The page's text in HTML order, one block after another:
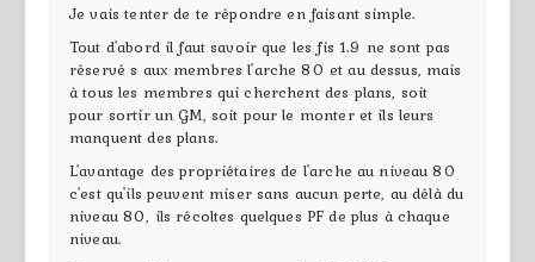
Je vais tenter de te répondre en faisant simple.
Tout d'abord il faut savoir que les fis 1.9 ne sont pas
réservé s aux membres l'arche 80 et au dessus, mais
à tous les membres qui cherchent des plans, soit
pour sortir un GM, soit pour le monter et ils leurs
manquent des plans.
L'avantage des propriétaires de l'arche au niveau 80
c'est qu'ils peuvent miser sans aucun perte, au délà du
niveau 80, ils récoltes quelques PF de plus à chaque
niveau.